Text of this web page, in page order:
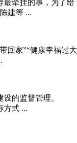
牵挂的事，为了给
建等 ...
回家”“健康幸福过大
建设的监督管理。
方式 ...